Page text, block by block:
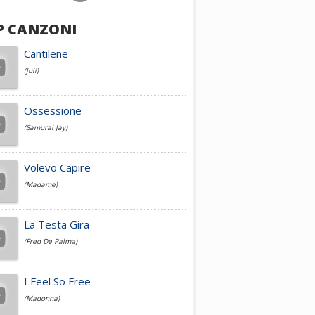
Achille Lauro
Cesare Cremonini
Jovanotti
Fedez
Simone Cristicchi
CANZONI
Cantilene
(Juli)
Ossessione
(Samurai Jay)
Volevo Capire
(Madame)
La Testa Gira
(Fred De Palma)
I Feel So Free
(Madonna)